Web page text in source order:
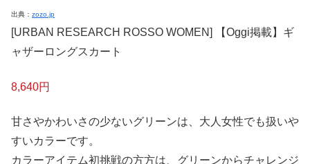
出典： zozo.jp
[URBAN RESEARCH ROSSO WOMEN] 【Oggi掲載】ギ
ャザーロングスカート
8,640円
甘さやかわいさの少ないグリーンは、大人女性でも扱いや
すいカラーです。
カラーアイテム初挑戦の方方は、グリーンからチャレンジ